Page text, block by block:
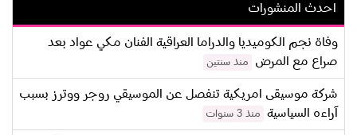
احدث المنشورات
وفاة نجم الكوميديا والدراما العراقية الفنان مكي عواد بعد
صراع مع المرض
منذ سنتين
شركة موسيقى امريكية تنفصل عن الموسيقي روجر ووترز بسبب
آراءه السياسية
منذ 3 سنوات